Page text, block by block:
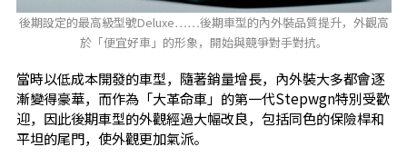
後期設定的最高級型號Deluxe……後期車型的內外裝品質提升，外觀高
於「便宜好車」的形象，開始與競爭對手對抗。
當時以低成本開發的車型，隨著銷量增長，內外裝大多都會逐
漸變得豪華，而作為「大革命車」的第一代Stepwgn特別受歡
迎，因此後期車型的外觀經過大幅改良，包括同色的保險桿和
平坦的尾門，使外觀更加氣派。